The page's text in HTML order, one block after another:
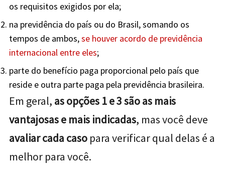
os requisitos exigidos por ela;
na previdência do país ou do Brasil, somando os
tempos de ambos,se houver acordo de previdência
internacional entre eles;
parte do benefício paga proporcional pelo país que
reside e outra parte paga pela previdência brasileira.
Em geral, as opções 1 e 3 são as mais
vantajosas e mais indicadas, mas você deve
avaliar cada caso para verificar qual delas é a
melhor para você.